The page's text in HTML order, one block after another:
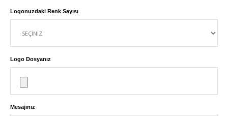
Logonuzdaki Renk Sayısı
Logo Dosyanız
Mesajınız